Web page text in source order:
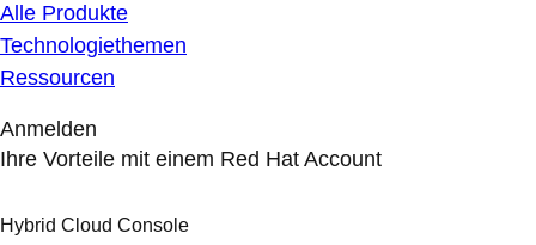
Alle Produkte
Technologiethemen
Ressourcen
Anmelden
Ihre Vorteile mit einem Red Hat Account
Hybrid Cloud Console